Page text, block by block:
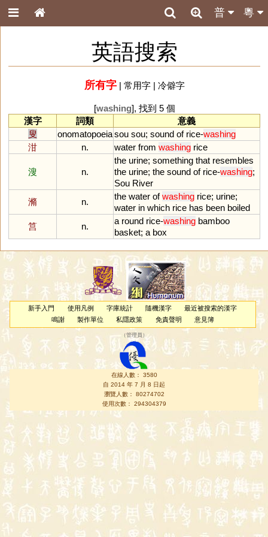
粵
普
英語搜索
所有字| 常用字| 冷僻字
[washing], 找到 5 個
漢字
詞類
意義
叟
onomatopoeiasou sou; sound of rice-washing
泔
n. water from washing rice
溲 n.
the urine; something that resembles
the urine; the sound of rice-washing;
Sou River
滫
n.
the water of washing rice; urine;
water in which rice has been boiled
筥
n.
a round rice-washing bamboo
basket; a box
新手入門 使用凡例 字庫統計 隨機漢字
最近被搜索的漢字
鳴謝
製作單位 私隱政策 免責聲明 意見簿
（管理員 ）
在線人數： 3580
自 2014 年 7 月 8 日起
瀏覽人數： 80274702
使用次數： 294304379